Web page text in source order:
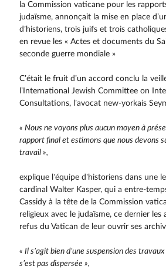
la Commission vaticane pour les
judaïsme, annonçait la mise en place
d’historiens, trois juifs et trois
en revue les « Actes et documents du
seconde guerre mondiale »
C’était le fruit d’un accord conclu la
l’International Jewish Committee on
Consultations, l’avocat new-yorkais
« Nous ne voyons plus aucun moyen à
rapport final et estimons que nous devons
travail »,
explique l’équipe d’historiens dans une
cardinal Walter Kasper, qui a entre-
Cassidy à la tête de la Commission
religieux avec le judaïsme, ce dernier les
refus du Vatican de leur ouvrir ses
« Il s’agit bien d’une suspension des
s’est pas dispersée »,